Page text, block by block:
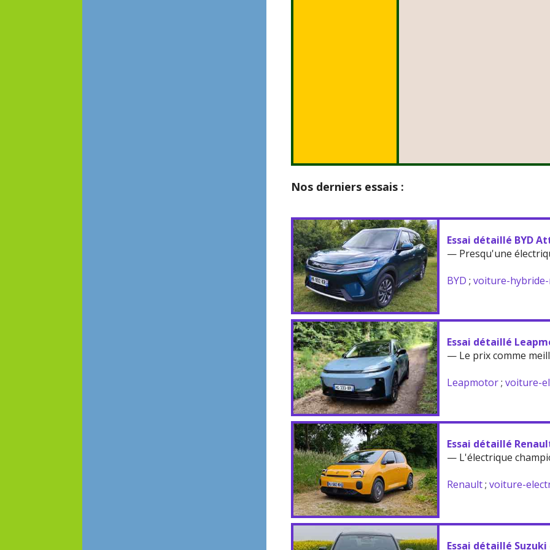
Nos derniers essais :
Essai détaillé BYD
— Presqu'une
BYD ;voiture-
Essai détaillé
— Le prix comme
Leapmotor;voiture-
Essai détaillé
— L'électrique
Renault;voiture-
Essai détaillé